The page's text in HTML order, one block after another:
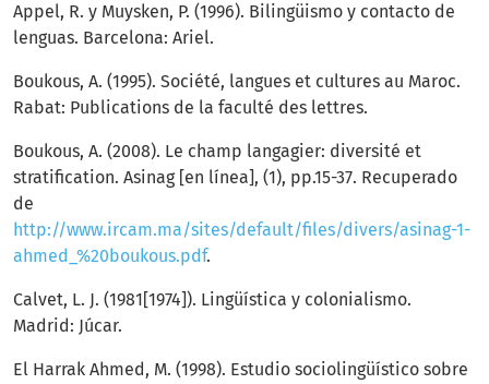
Appel, R. y Muysken, P. (1996). Bilingüismo y contacto de
lenguas. Barcelona: Ariel.
Boukous, A. (1995). Société, langues et cultures au Maroc.
Rabat: Publications de la faculté des lettres.
Boukous, A. (2008). Le champ langagier: diversité et
stratification. Asinag [en línea], (1), pp.15-37. Recuperado
de
http://www.ircam.ma/sites/default/files/divers/asinag-1-
ahmed_%20boukous.pdf.
Calvet, L. J. (1981[1974]). Lingüística y colonialismo.
Madrid: Júcar.
El Harrak Ahmed, M. (1998). Estudio sociolingüístico sobre